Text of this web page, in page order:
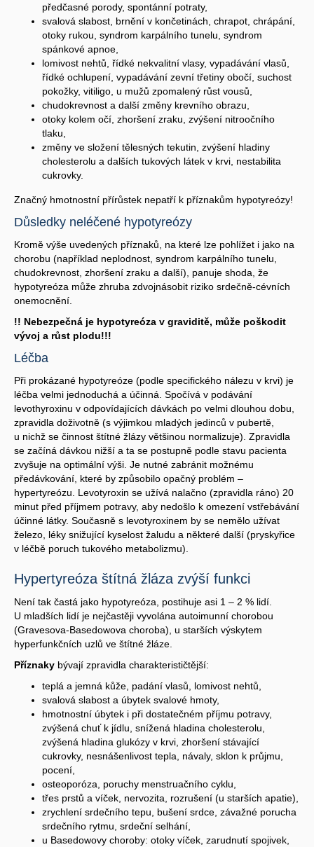
předčasné porody, spontánní potraty,
svalová slabost, brnění v končetinách, chrapot, chrápání,
otoky rukou, syndrom karpálního tunelu, syndrom
spánkové apnoe,
lomivost nehtů, řídké nekvalitní vlasy, vypadávání vlasů,
řídké ochlupení, vypadávání zevní třetiny obočí, suchost
pokožky, vitiligo, u mužů zpomalený růst vousů,
chudokrevnost a další změny krevního obrazu,
otoky kolem očí, zhoršení zraku, zvýšení nitroočního
tlaku,
změny ve složení tělesných tekutin, zvýšení hladiny
cholesterolu a dalších tukových látek v krvi, nestabilita
cukrovky.
Značný hmotnostní přírůstek nepatří k příznakům hypotyreózy!
Důsledky neléčené hypotyreózy
Kromě výše uvedených příznaků, na které lze pohlížet i jako na
chorobu (například neplodnost, syndrom karpálního tunelu,
chudokrevnost, zhoršení zraku a další), panuje shoda, že
hypotyreóza může zhruba zdvojnásobit riziko srdečně-cévních
onemocnění.
!! Nebezpečná je hypotyreóza v graviditě, může poškodit
vývoj a růst plodu!!!
Léčba
Při prokázané hypotyreóze (podle specifického nálezu v krvi) je
léčba velmi jednoduchá a účinná. Spočívá v podávání
levothyroxinu v odpovídajících dávkách po velmi dlouhou dobu,
zpravidla doživotně (s výjimkou mladých jedinců v pubertě,
u nichž se činnost štítné žlázy většinou normalizuje). Zpravidla
se začíná dávkou nižší a ta se postupně podle stavu pacienta
zvyšuje na optimální výši. Je nutné zabránit možnému
předávkování, které by způsobilo opačný problém –
hypertyreózu. Levotyroxin se užívá nalačno (zpravidla ráno) 20
minut před příjmem potravy, aby nedošlo k omezení vstřebávání
účinné látky. Současně s levotyroxinem by se nemělo užívat
železo, léky snižující kyselost žaludu a některé další (pryskyřice
v léčbě poruch tukového metabolizmu).
Hypertyreóza štítná žláza zvýší funkci
Není tak častá jako hypotyreóza, postihuje asi 1 – 2 % lidí.
U mladších lidí je nejčastěji vyvolána autoimunní chorobou
(Gravesova-Basedowova choroba), u starších výskytem
hyperfunkčních uzlů ve štítné žláze.
Příznaky bývají zpravidla charakterističtější:
teplá a jemná kůže, padání vlasů, lomivost nehtů,
svalová slabost a úbytek svalové hmoty,
hmotnostní úbytek i při dostatečném příjmu potravy,
zvýšená chuť k jídlu, snížená hladina cholesterolu,
zvýšená hladina glukózy v krvi, zhoršení stávající
cukrovky, nesnášenlivost tepla, návaly, sklon k průjmu,
pocení,
osteoporóza, poruchy menstruačního cyklu,
třes prstů a víček, nervozita, rozrušení (u starších apatie),
zrychlení srdečního tepu, bušení srdce, závažné porucha
srdečního rytmu, srdeční selhání,
u Basedowovy choroby: otoky víček, zarudnutí spojivek,